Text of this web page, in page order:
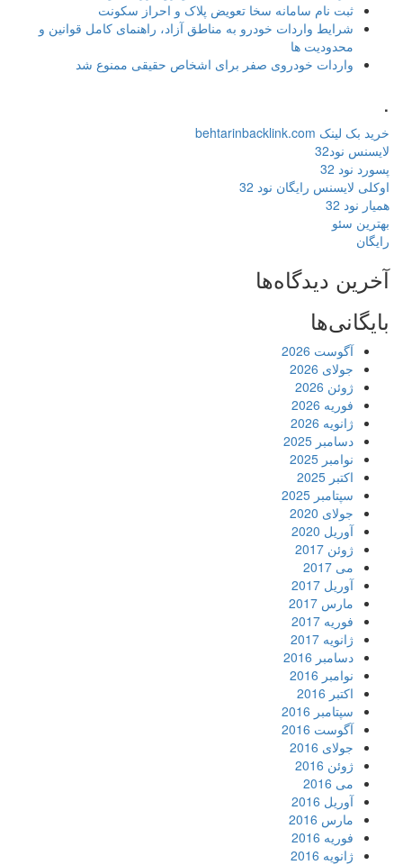
ثبت نام سامانه سخا تعویض پلاک و احراز سکونت
شرایط واردات خودرو به مناطق آزاد، راهنمای کامل قوانین و
محدودیت ها
واردات خودروی صفر برای اشخاص حقیقی ممنوع شد
خرید بک لینک behtarinbacklink.com
لایسنس نود32
پسورد نود 32
اوکلی لایسنس رایگان نود 32
همیار نود 32
بهترین سئو
رایگان
آخرین دیدگاه‌ها
بایگانی‌ها
آگوست 2026
جولای 2026
ژوئن 2026
فوریه 2026
ژانویه 2026
دسامبر 2025
نوامبر 2025
اکتبر 2025
سپتامبر 2025
جولای 2020
آوریل 2020
ژوئن 2017
می 2017
آوریل 2017
مارس 2017
فوریه 2017
ژانویه 2017
دسامبر 2016
نوامبر 2016
اکتبر 2016
سپتامبر 2016
آگوست 2016
جولای 2016
ژوئن 2016
می 2016
آوریل 2016
مارس 2016
فوریه 2016
ژانویه 2016